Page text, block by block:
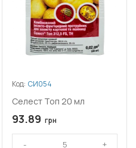
Код: СИ054
Селест Топ 20 мл
93.89 грн